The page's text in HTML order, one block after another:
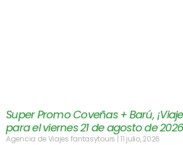
Super Promo Coveñas + Barú,
para el viernes 21 de agosto de
Agencia de Viajes fantasytours 11 julio, 2026